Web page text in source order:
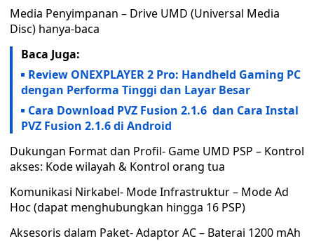
Media Penyimpanan – Drive UMD (Universal Media
Disc) hanya-baca
Baca Juga:
Review ONEXPLAYER 2 Pro: Handheld Gaming PC
dengan Performa Tinggi dan Layar Besar
Cara Download PVZ Fusion 2.1.6 dan Cara Instal
PVZ Fusion 2.1.6 di Android
Dukungan Format dan Profil- Game UMD PSP – Kontrol
akses: Kode wilayah & Kontrol orang tua
Komunikasi Nirkabel- Mode Infrastruktur – Mode Ad
Hoc (dapat menghubungkan hingga 16 PSP)
Aksesoris dalam Paket- Adaptor AC – Baterai 1200 mAh